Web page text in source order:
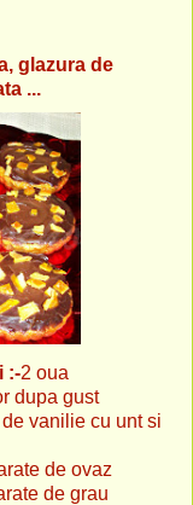
glazura de
...
:-2 oua
gust
cu unt si
ovaz
grau